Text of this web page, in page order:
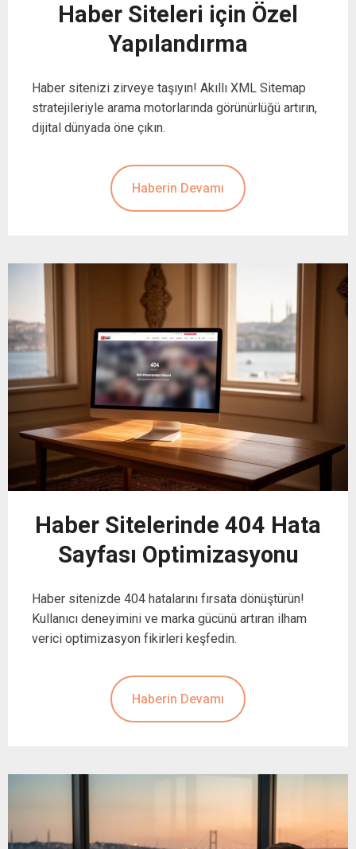
Haber Siteleri için Özel
Yapılandırma
Haber sitenizi zirveye taşıyın! Akıllı XML Sitemap
stratejileriyle arama motorlarında görünürlüğü artırın,
dijital dünyada öne çıkın.
Haberin Devamı
Haber Sitelerinde 404 Hata
Sayfası Optimizasyonu
Haber sitenizde 404 hatalarını fırsata dönüştürün!
Kullanıcı deneyimini ve marka gücünü artıran ilham
verici optimizasyon fikirleri keşfedin.
Haberin Devamı